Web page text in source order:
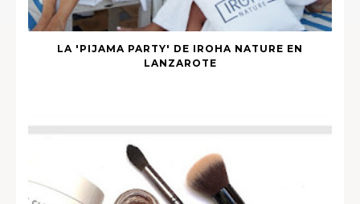
LA 'PIJAMA PARTY' DE IROHA NATURE EN
LANZAROTE